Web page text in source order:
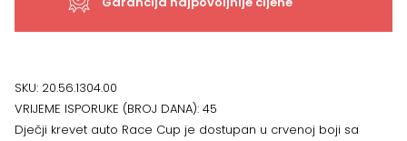
109
SKU: 20.56.1304.00
VRIJEME ISPORUKE (BROJ DANA): 45
Dječji krevet auto Race Cup je dostupan u crvenoj boji sa